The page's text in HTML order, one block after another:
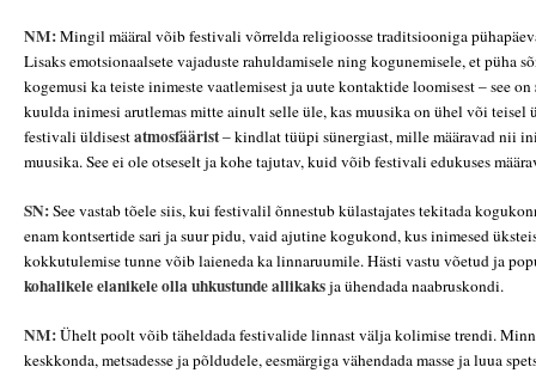
NM:Mingil määral võib festivali võrrelda religioosse traditsiooniga
Lisaks emotsionaalsete vajaduste rahuldamisele ning kogunemisele, et püha
kogemusi ka teiste inimeste vaatlemisest ja uute kontaktide loomisest – see on
kuulda inimesi arutlemas mitte ainult selle üle, kas muusika on ühel või teisel
festivali üldisestatmosfäärist– kindlat tüüpi sünergiast, mille määravad nii
muusika. See ei ole otseselt ja kohe tajutav, kuid võib festivali edukuses
SN:See vastab tõele siis, kui festivalil õnnestub külastajates tekitada
enam kontsertide sari ja suur pidu, vaid ajutine kogukond, kus inimesed
kokkutulemise tunne võib laieneda ka linnaruumile. Hästi vastu võetud ja
kohalikele elanikele olla uhkustunde allikaksja ühendada naabruskondi.
NM:Ühelt poolt võib täheldada festivalide linnast välja kolimise trendi.
keskkonda, metsadesse ja põldudele, eesmärgiga vähendada masse ja luua